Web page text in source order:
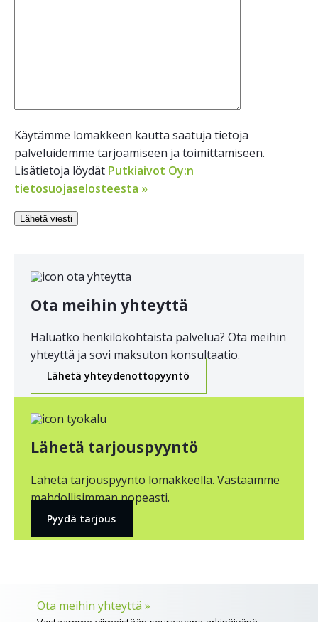
Käytämme lomakkeen kautta saatuja tietoja
palveluidemme tarjoamiseen ja toimittamiseen.
Lisätietoja löydät Putkiaivot Oy:n
tietosuojaselosteesta »
Ota meihin yhteyttä
Haluatko henkilökohtaista palvelua? Ota meihin
yhteyttä ja sovi maksuton konsultaatio.
Lähetä yhteydenottopyyntö
Lähetä tarjouspyyntö
Lähetä tarjouspyyntö lomakkeella. Vastaamme
mahdollisimman nopeasti.
Pyydä tarjous
Ota meihin yhteyttä »